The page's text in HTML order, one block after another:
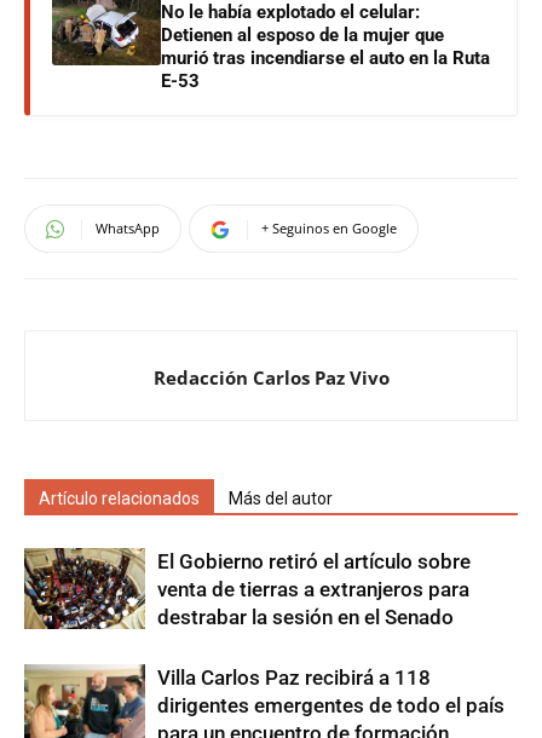
No le había explotado el celular:
Detienen al esposo de la mujer que
murió tras incendiarse el auto en la Ruta
E-53
WhatsApp + Seguinos en Google
Redacción Carlos Paz Vivo
Artículo relacionados Más del autor
El Gobierno retiró el artículo sobre
venta de tierras a extranjeros para
destrabar la sesión en el Senado
Villa Carlos Paz recibirá a 118
dirigentes emergentes de todo el país
para un encuentro de formación